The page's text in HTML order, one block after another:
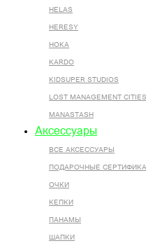
HELAS
HERESY
HOKA
KARDO
KIDSUPER STUDIOS
LOST MANAGEMENT CITIES
MANASTASH
Аксессуары
ВСЕ AКСЕССУАРЫ
ПОДАРОЧНЫЕ
ОЧКИ
КЕПКИ
ПАНАМЫ
ШАПКИ